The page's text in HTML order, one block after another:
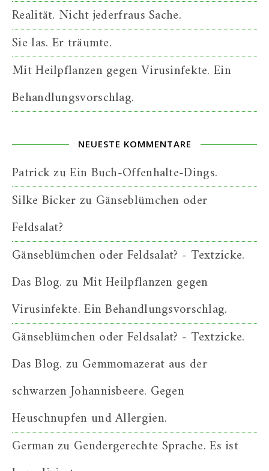
Realität. Nicht jederfraus Sache.
Sie las. Er träumte.
Mit Heilpflanzen gegen Virusinfekte. Ein
Behandlungsvorschlag.
NEUESTE KOMMENTARE
PatrickzuEin Buch-Offenhalte-Dings.
Silke Bickerzu Gänseblümchen oder
Feldsalat?
Gänseblümchen oder Feldsalat? - Textzicke.
Das Blog. zu Mit Heilpflanzen gegen
Virusinfekte. Ein Behandlungsvorschlag.
Gänseblümchen oder Feldsalat? - Textzicke.
Das Blog. zu Gemmomazerat aus der
schwarzen Johannisbeere. Gegen
Heuschnupfen und Allergien.
Germanzu Gendergerechte Sprache. Es ist